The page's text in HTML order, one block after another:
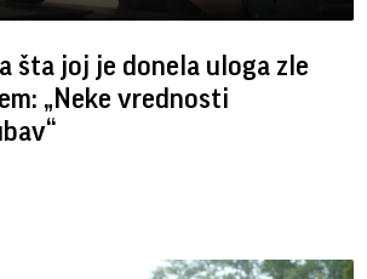
šta joj je donela uloga zle
„Neke vrednosti